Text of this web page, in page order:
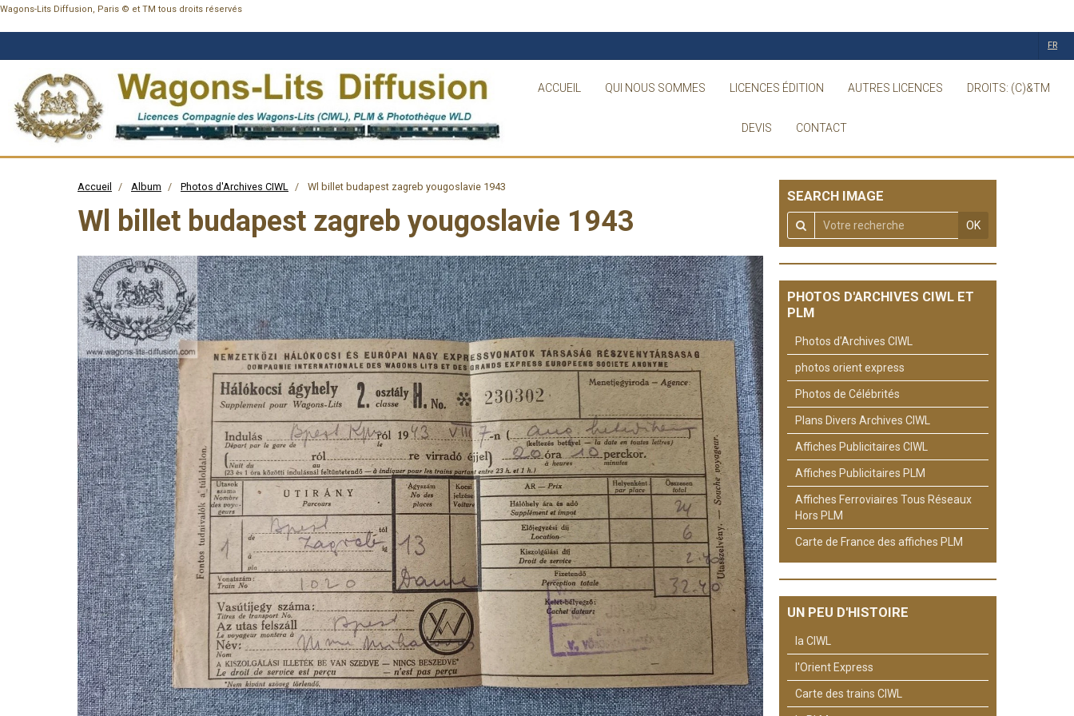
Wagons-Lits Diffusion, Paris © et TM tous droits réservés
ACCUEIL QUI NOUS SOMMES LICENCES ÉDITION AUTRES LICENCES DROITS: (C)&TM
DEVIS CONTACT
FR
Accueil Album Photos d'Archives CIWL Wl billet budapest zagreb yougoslavie 1943
Wl billet budapest zagreb yougoslavie 1943
SEARCH IMAGE
OK
PHOTOS D'ARCHIVES CIWL ET
PLM
Photos d'Archives CIWL
photos orient express
Photos de Célébrités
Plans Divers Archives CIWL
Affiches Publicitaires CIWL
Affiches Publicitaires PLM
Affiches Ferroviaires Tous Réseaux
Hors PLM
Carte de France des affiches PLM
UN PEU D'HISTOIRE
la CIWL
l'Orient Express
Carte des trains CIWL